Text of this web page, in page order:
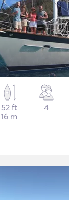
52 ft
16 m
4